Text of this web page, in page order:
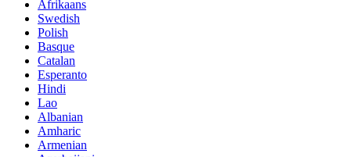
Afrikaans
Swedish
Polish
Basque
Catalan
Esperanto
Hindi
Lao
Albanian
Amharic
Armenian